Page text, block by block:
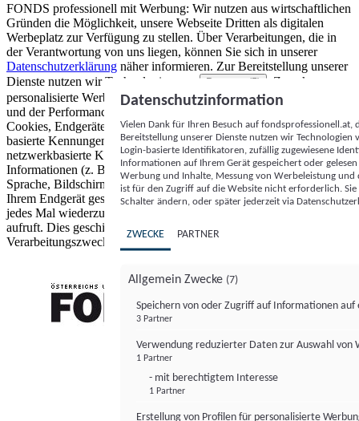
FONDS professionell mit Werbung: Wir nutzen aus wirtschaftlichen
Gründen die Möglichkeit, unsere Webseite Dritten als digitalen
Werbeplatz zur Verfügung zu stellen. Über Verarbeitungen, die in
der Verantwortung von uns liegen, können Sie sich in unserer
Datenschutzerklärung näher informieren. Zur Bereitstellung unserer
Dienste nutzen wir Technologien von
Partnern (5)
. Zwecke:
personalisierte Werbung und Inhalte, Messung von Werbeleistung
und der Performance von Inhalten sowie Zielgruppenforschung.
Cookies, Endgeräte- oder ähnliche Online-Kennungen (z. B. login-
basierte Kennungen, zufällig generierte Kennungen,
netzwerkbasierte Kennungen) können zusammen mit anderen
Informationen (z. B. Browsertyp und Browserinformationen,
Sprache, Bildschirmgröße, unterstützte Technologien usw.) auf
Ihrem Endgerät gespeichert oder von dort ausgelesen werden, um es
jedes Mal wiederzuerkennen, wenn es eine App oder einer Webseite
aufruft. Dies geschieht für einen oder mehrere der hier aufgeführten
Verarbeitungszwecke.
Datenschutzinformation
Vielen Dank für Ihren Besuch auf
Bereitstellung unserer Dienste nutzen wir Technologien
Login-basierte Identifikatoren, zufällig zugewiesene
Informationen auf Ihrem Gerät gespeichert oder
Werbung und Inhalte, Messung von Werbeleistung
ist für den Zugriff auf die Website nicht erforderlich.
Schalter ändern, oder später jederzeit via
ZWECKE PARTNER
Allgemein Zwecke (7)
Speichern von oder Zugriff auf Informationen auf
3 Partner
Verwendung reduzierter Daten zur Auswahl von
1 Partner
- mit berechtigtem Interesse
1 Partner
Erstellung von Profilen für personalisierte
FONDS professionell